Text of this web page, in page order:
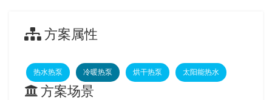
方案属性
热水热泵 冷暖热泵 烘干热泵 太阳能热水
方案场景